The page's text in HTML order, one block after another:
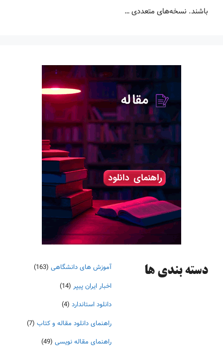
باشند. نسخه‌های متعددی …
دسته‌ بندی ها آموزش های دانشگاهی (163)
اخبار ایران پیپر (14)
دانلود استاندارد (4)
راهنمای دانلود مقاله و کتاب (7)
راهنمای مقاله نویسی (49)